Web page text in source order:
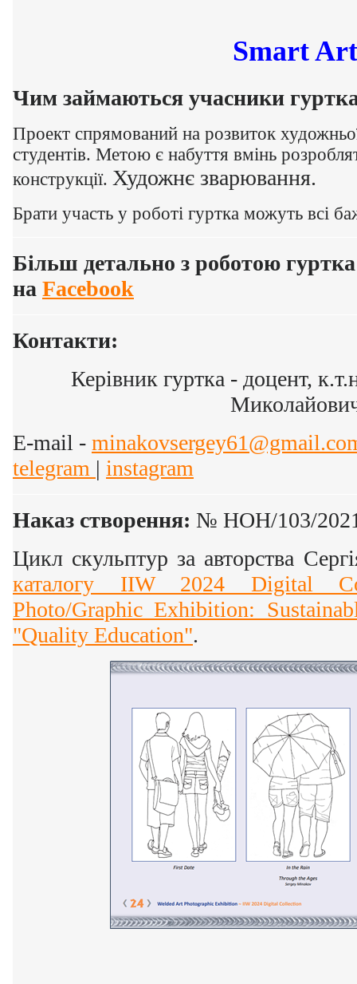
Smart Art
Чим займаються учасники
Проект спрямований на розвиток
студентів. Метою є набуття вмінь
конструкції. Художнє зварювання.
Брати участь у роботі гуртка можуть всі
Більш детально з роботою
на Facebook
Контакти:
Керівник гуртка - доцент,
E-mail -
telegram | instagram
Наказ створення: № НОН/103/2021
Цикл скульптур за авторства
каталогу IIW 2024 Digital
Photo/Graphic Exhibition:
"Quality Education".